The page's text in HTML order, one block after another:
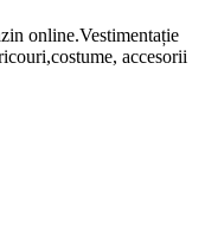
online.Vestimentație
accesorii